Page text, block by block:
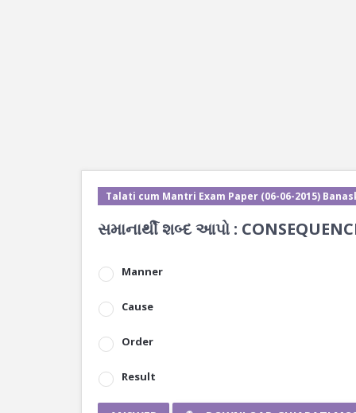
Talati cum Mantri Exam Paper (06-06-2015)
સમાનાર્થી શબ્દ આપો :
Manner
Cause
Order
Result